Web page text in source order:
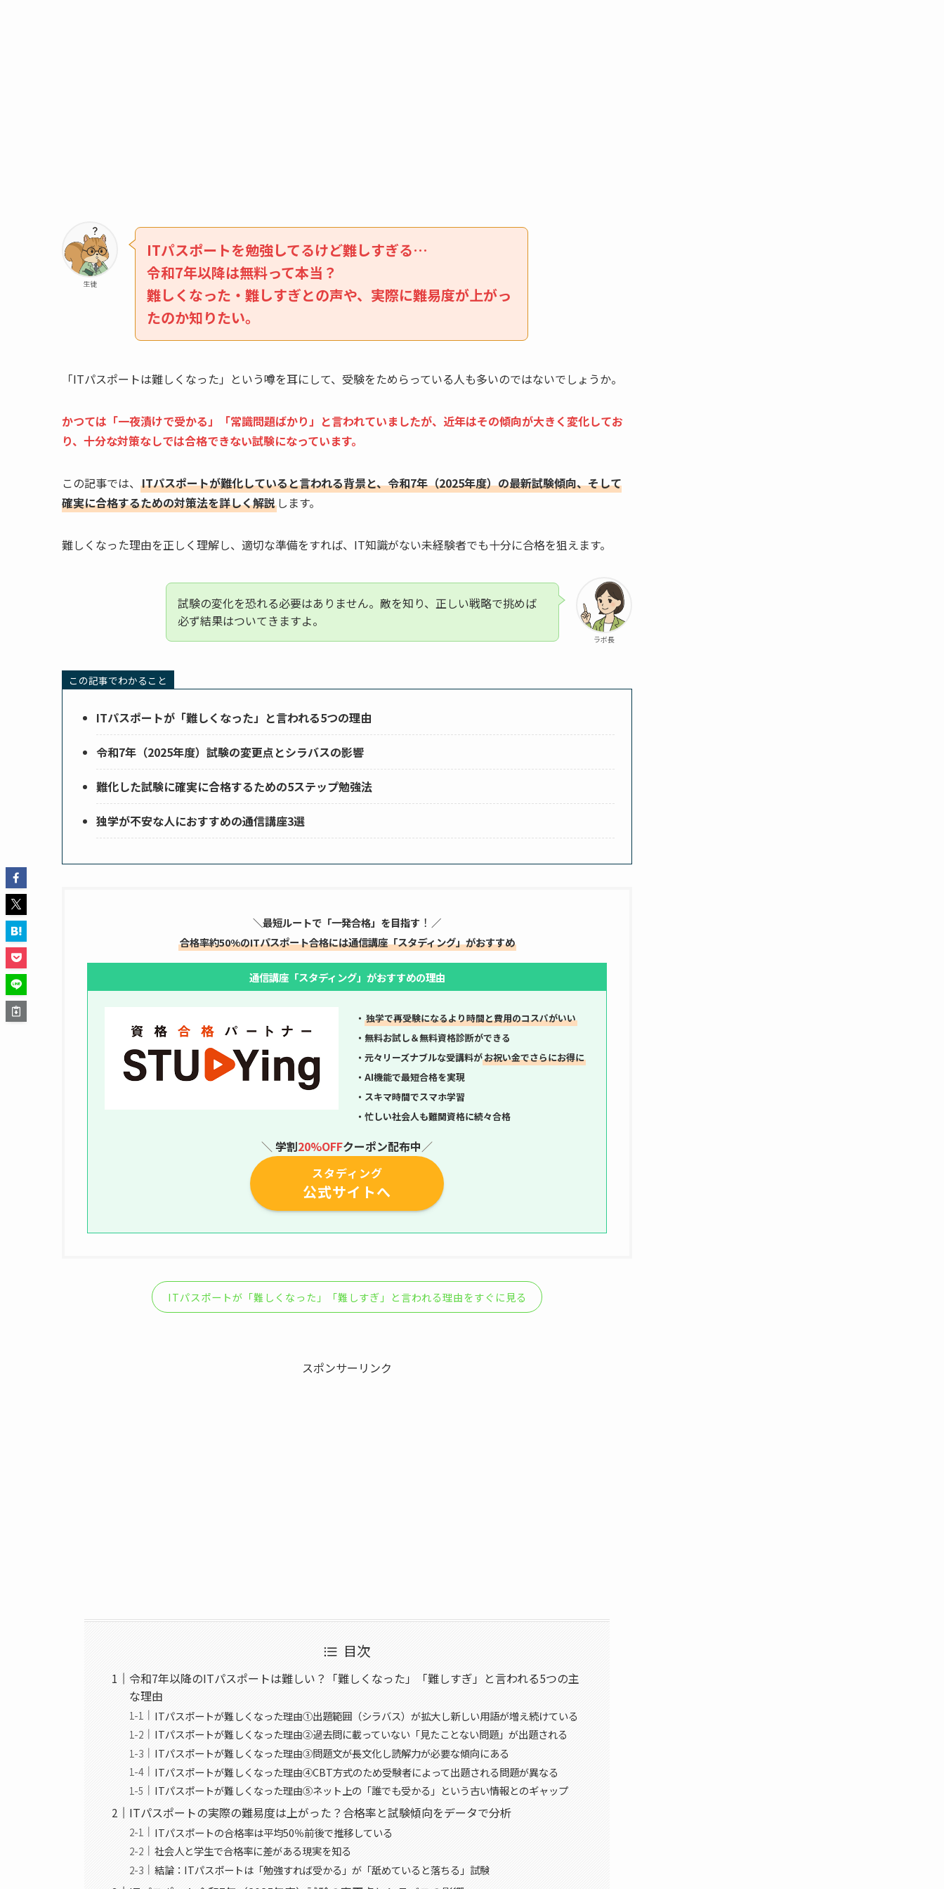
生徒
ITパスポートを勉強してるけど難しすぎる…
令和7年以降は無料って本当？
難しくなった・難しすぎとの声や、実際に難易度が上がっ
たのか知りたい。
「ITパスポートは難しくなった」という噂を耳にして、受験をためらっている人も多いのではないでしょうか。
かつては「一夜漬けで受かる」「常識問題ばかり」と言われていましたが、近年はその傾向が大きく変化してお
り、十分な対策なしでは合格できない試験になっています。
この記事では、 ITパスポートが難化していると言われる背景と、令和7年（2025年度）の最新試験傾向、そして
確実に合格するための対策法を詳しく解説 します。
難しくなった理由を正しく理解し、適切な準備をすれば、IT知識がない未経験者でも十分に合格を狙えます。
ラボ長
試験の変化を恐れる必要はありません。敵を知り、正しい戦略で挑めば
必ず結果はついてきますよ。
この記事でわかること
ITパスポートが「難しくなった」と言われる5つの理由
令和7年（2025年度）試験の変更点とシラバスの影響
難化した試験に確実に合格するための5ステップ勉強法
独学が不安な人におすすめの通信講座3選
＼最短ルートで「一発合格」を目指す ！ ／
合格率約50%のITパスポート合格には通信講座「スタディング」がおすすめ
通信講座「スタディング」がおすすめの理由
・ 独学で再受験になるより時間と費用のコスパがいい
・無料お試し＆無料資格診断ができる
・元々リーズナブルな受講料がお祝い金でさらにお得に
・AI機能で最短合格を実現
・スキマ時間でスマホ学習
・忙しい社会人も難関資格に続々合格
＼ 学割20%OFFクーポン配布中／
スタディング
公式サイトへ
ITパスポートが「難しくなった」「難しすぎ」と言われる理由をすぐに見る
スポンサーリンク
目次
令和7年以降のITパスポートは難しい？「難しくなった」「難しすぎ」と言われる5つの主
な理由
ITパスポートが難しくなった理由①出題範囲（シラバス）が拡大し新しい用語が増え続けている
ITパスポートが難しくなった理由②過去問に載っていない「見たことない問題」が出題される
ITパスポートが難しくなった理由③問題文が長文化し読解力が必要な傾向にある
ITパスポートが難しくなった理由④CBT方式のため受験者によって出題される問題が異なる
ITパスポートが難しくなった理由⑤ネット上の「誰でも受かる」という古い情報とのギャップ
ITパスポートの実際の難易度は上がった？合格率と試験傾向をデータで分析
ITパスポートの合格率は平均50％前後で推移している
社会人と学生で合格率に差がある現実を知る
結論：ITパスポートは「勉強すれば受かる」が「舐めていると落ちる」試験